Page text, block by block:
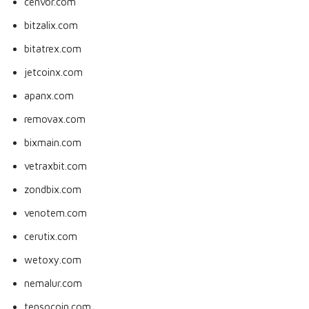
bitzalix.com
bitatrex.com
jetcoinx.com
apanx.com
removax.com
bixmain.com
vetraxbit.com
zondbix.com
venotem.com
cerutix.com
wetoxy.com
nemalur.com
tensocoin.com